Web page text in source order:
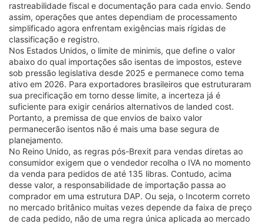
rastreabilidade fiscal e documentação para cada envio. Sendo
assim, operações que antes dependiam de processamento
simplificado agora enfrentam exigências mais rígidas de
classificação e registro.
Nos Estados Unidos, o limite de minimis, que define o valor
abaixo do qual importações são isentas de impostos, esteve
sob pressão legislativa desde 2025 e permanece como tema
ativo em 2026. Para exportadores brasileiros que estruturaram
sua precificação em torno desse limite, a incerteza já é
suficiente para exigir cenários alternativos de landed cost.
Portanto, a premissa de que envios de baixo valor
permanecerão isentos não é mais uma base segura de
planejamento.
No Reino Unido, as regras pós-Brexit para vendas diretas ao
consumidor exigem que o vendedor recolha o IVA no momento
da venda para pedidos de até 135 libras. Contudo, acima
desse valor, a responsabilidade de importação passa ao
comprador em uma estrutura DAP. Ou seja, o Incoterm correto
no mercado britânico muitas vezes depende da faixa de preço
de cada pedido, não de uma regra única aplicada ao mercado